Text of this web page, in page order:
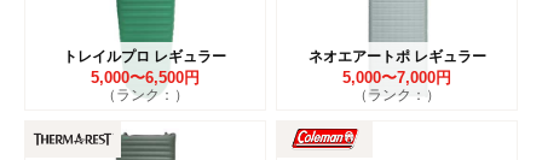
トレイルプロ レギュラー
5,000〜6,500円
（ランク：）
ネオエアートポ レギュラー
5,000〜7,000円
（ランク：）